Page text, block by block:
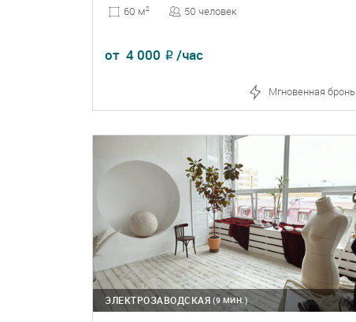
60 м2 50 человек
от 4 000 ₽ /час
Мгновенная бронь
(9 МИН.)
ЭЛЕКТРОЗАВОДСКАЯ